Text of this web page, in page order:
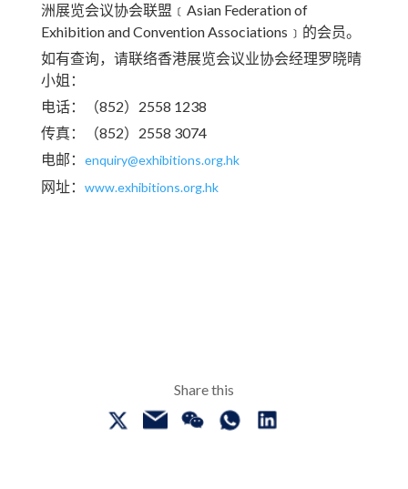
洲展览会议协会联盟﹝Asian Federation of
Exhibition and Convention Associations﹞的会员。
如有查询，请联络香港展览会议业协会经理罗晓晴
小姐：
电话：（852）2558 1238
传真：（852）2558 3074
电邮： enquiry@exhibitions.org.hk
网址： www.exhibitions.org.hk
Share this